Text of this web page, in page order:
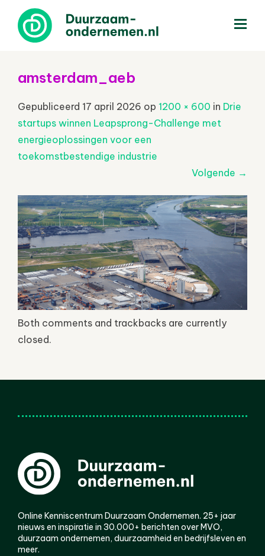
amsterdam_aeb
Gepubliceerd 17 april 2026 op 1200 × 600 in Drie
startups winnen Leapsprong-Challenge met
energieoplossingen voor een
toekomstbestendige industrie
Volgende →
Both comments and trackbacks are currently
closed.
Online Kenniscentrum Duurzaam Ondernemen. 25+ jaar
nieuws en inspiratie in 30.000+ berichten over MVO,
duurzaam ondernemen, duurzaamheid en bedrijfsleven en
meer.